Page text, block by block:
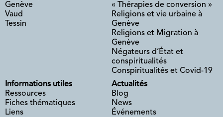
Genève
Vaud
Tessin
« Thérapies de conversion »
Religions et vie urbaine à
Genève
Religions et Migration à
Genève
Négateurs d’État et
conspiritualités
Conspiritualités et Covid-19
Informations utiles
Ressources
Fiches thématiques
Liens
Actualités
Blog
News
Événements